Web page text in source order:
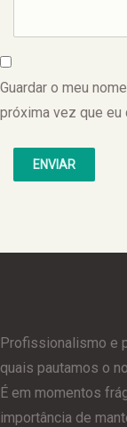
Guardar o meu
próxima vez que eu
Profissionalismo e
quais pautamos o
É em momentos
importância de